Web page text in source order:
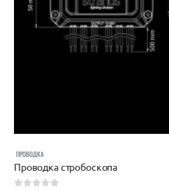
ПРОВОДКА
Проводка стробоскопа